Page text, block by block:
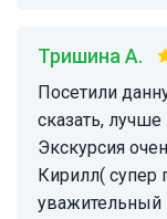
Тришина А.
Посетили данную экскурсию 11.11.2025, ну что
сказать,
Экскурсия
Кирилл( супер
уважительный